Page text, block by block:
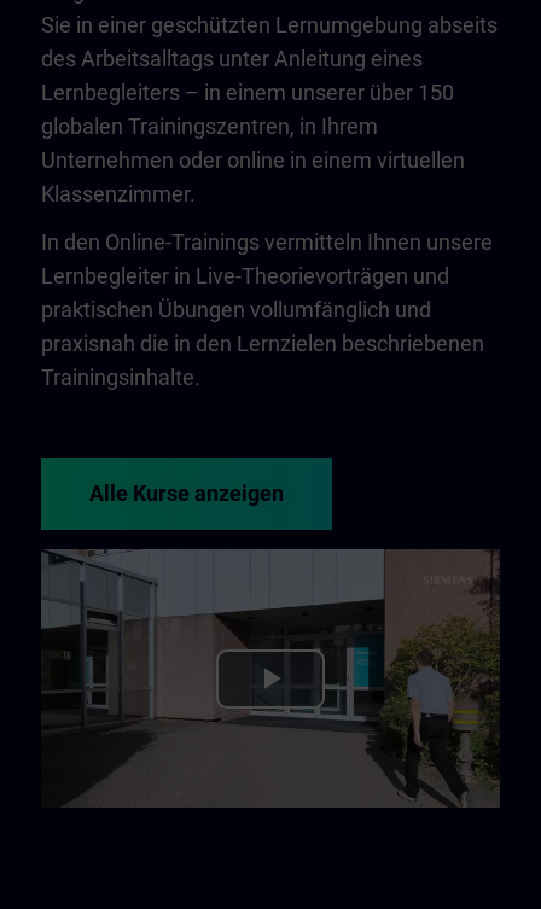
Sie in einer geschützten Lernumgebung abseits
des Arbeitsalltags unter Anleitung eines
Lernbegleiters – in einem unserer über 150
globalen Trainingszentren, in Ihrem
Unternehmen oder online in einem virtuellen
Klassenzimmer.
In den Online-Trainings vermitteln Ihnen unsere
Lernbegleiter in Live-Theorievorträgen und
praktischen Übungen vollumfänglich und
praxisnah die in den Lernzielen beschriebenen
Trainingsinhalte.
Alle Kurse anzeigen
Play